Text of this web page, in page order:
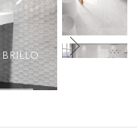
BRILLO